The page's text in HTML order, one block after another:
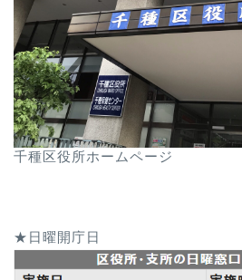
千種区役所ホームページ
★日曜開庁日